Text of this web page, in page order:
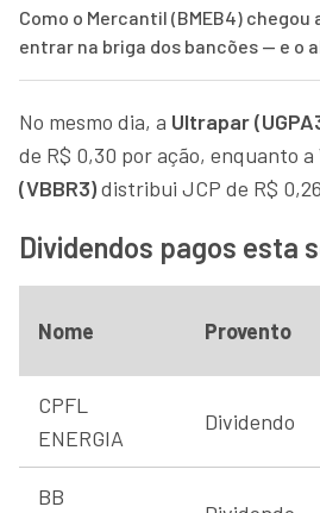
Como o Mercantil (BMEB4) chegou
entrar na briga dos bancões — e o
No mesmo dia, a Ultrapar
de R$ 0,30 por ação, enquanto a
(VBBR3)distribui JCP de R$
Dividendos pagos esta
Nome Provento
CPFL
ENERGIA
Dividendo
BB